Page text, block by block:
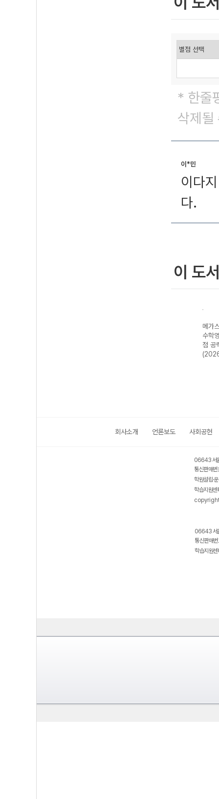
* 한줄
삭제될
이*민
이다
다.
이 도
메가
수학
점 공
회사소개 언론보도 사회공헌
06643 서
통신판매
학원설립·
학습지원
06643 서
통신판매
학습지원